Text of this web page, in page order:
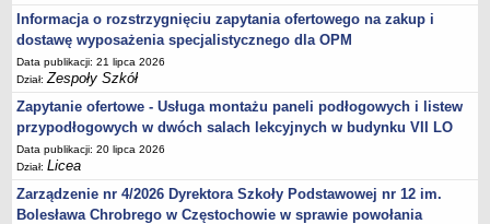
Informacja o rozstrzygnięciu zapytania ofertowego na zakup i
dostawę wyposażenia specjalistycznego dla OPM
Data publikacji: 21 lipca 2026
Dział:Zespoły Szkół
Zapytanie ofertowe - Usługa montażu paneli podłogowych i listew
przypodłogowych w dwóch salach lekcyjnych w budynku VII LO
Data publikacji: 20 lipca 2026
Dział:Licea
Zarządzenie nr 4/2026 Dyrektora Szkoły Podstawowej nr 12 im.
Bolesława Chrobrego w Częstochowie w sprawie powołania